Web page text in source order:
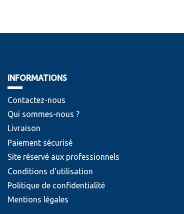
INFORMATIONS
Contactez-nous
Qui sommes-nous ?
Livraison
Paiement sécurisé
Site réservé aux professionnels
Conditions d'utilisation
Politique de confidentialité
Mentions légales